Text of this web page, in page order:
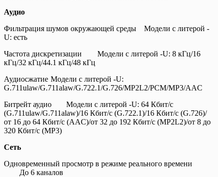
Аудио
Фильтрация шумов окружающей среды
Модели с литерой -
U: есть
Частота дискретизации
Модели с литерой -U: 8 кГц/16
кГц/32 кГц/44.1 кГц/48 кГц
Аудиосжатие Модели с литерой -U:
G.711ulaw/G.711alaw/G.722.1/G.726/MP2L2/PCM/MP3/AAC
Битрейт аудио
Модели с литерой -U: 64 Кбит/с
(G.711ulaw/G.711alaw)/16 Кбит/с (G.722.1)/16 Кбит/с (G.726)/
от 16 до 64 Кбит/с (AAC)/от 32 до 192 Кбит/с (MP2L2)/от 8 до
320 Кбит/с (MP3)
Сеть
Одновременный просмотр в режиме реального времени
До 6 каналов